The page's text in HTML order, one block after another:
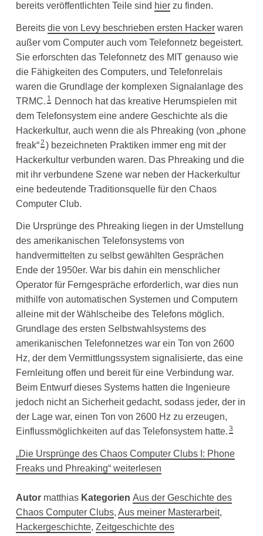
bereits veröffentlichten Teile sind hierzu finden.
Bereits die von Levy beschrieben ersten Hackerwaren
außer vom Computer auch vom Telefonnetz begeistert.
Sie erforschten das Telefonnetz des MIT genauso wie
die Fähigkeiten des Computers, und Telefonrelais
waren die Grundlage der komplexen Signalanlage des
TRMC. 1
Dennoch hat das kreative Herumspielen mit
dem Telefonsystem eine andere Geschichte als die
Hackerkultur, auch wenn die als Phreaking (von „phone
freak“2 ) bezeichneten Praktiken immer eng mit der
Hackerkultur verbunden waren. Das Phreaking und die
mit ihr verbundene Szene war neben der Hackerkultur
eine bedeutende Traditionsquelle für den Chaos
Computer Club.
Die Ursprünge des Phreaking liegen in der Umstellung
des amerikanischen Telefonsystems von
handvermittelten zu selbst gewählten Gesprächen
Ende der 1950er. War bis dahin ein menschlicher
Operator für Ferngespräche erforderlich, war dies nun
mithilfe von automatischen Systemen und Computern
alleine mit der Wählscheibe des Telefons möglich.
Grundlage des ersten Selbstwahlsystems des
amerikanischen Telefonnetzes war ein Ton von 2600
Hz, der dem Vermittlungssystem signalisierte, das eine
Fernleitung offen und bereit für eine Verbindung war.
Beim Entwurf dieses Systems hatten die Ingenieure
jedoch nicht an Sicherheit gedacht, sodass jeder, der in
der Lage war, einen Ton von 2600 Hz zu erzeugen,
Einflussmöglichkeiten auf das Telefonsystem hatte. 3
„Die Ursprünge des Chaos Computer Clubs I: Phone
Freaks und Phreaking“ weiterlesen
Autor matthias Kategorien Aus der Geschichte des
Chaos Computer Clubs, Aus meiner Masterarbeit,
Hackergeschichte, Zeitgeschichte des